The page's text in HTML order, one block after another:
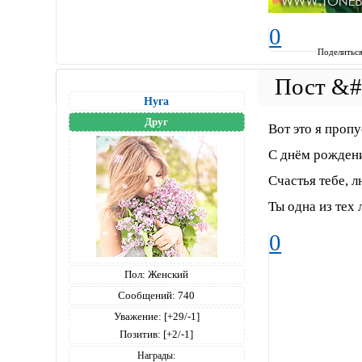
0
Нуга
Друг
Пол: Женский
Сообщений: 740
Уважение: [+29/-1]
Позитив: [+2/-1]
Награды:
Вот это я
С днём
Счастья тебе,
Ты одна из тех
0